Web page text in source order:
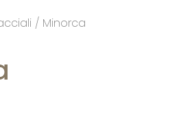
/ Minorca